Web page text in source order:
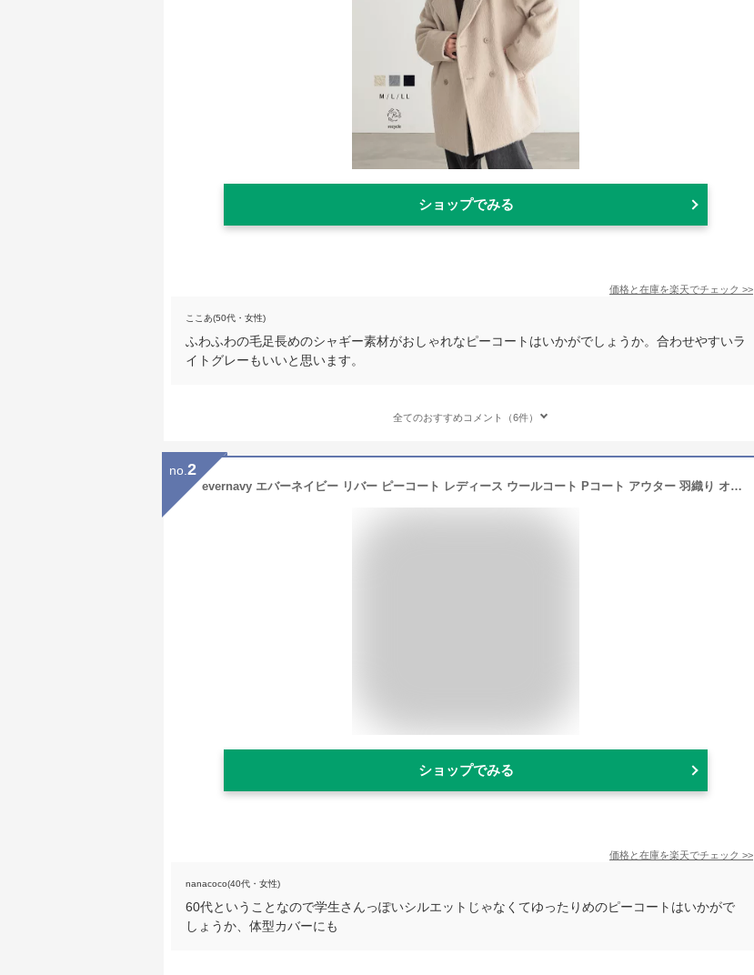
ショップでみる
価格と在庫を楽天でチェック >>
ここあ(50代・女性)
ふわふわの毛足長めのシャギー素材がおしゃれなピーコートはいかがでしょうか。合わせやすいラ
イトグレーもいいと思います。
全てのおすすめコメント（6件）
no. 2
evernavy エバーネイビー リバー ピーコート レディース ウールコート Pコート アウター 羽織り オーバーサイズ 体型カバー ゆったり ウール ダブルフェイス ポケット ミドル丈 オケージョン セレモニー きれいめ オフィス カジュアル あったか 暖か 防寒 S M 秋冬 春 秋 冬
ショップでみる
価格と在庫を楽天でチェック >>
nanacoco(40代・女性)
60代ということなので学生さんっぽいシルエットじゃなくてゆったりめのピーコートはいかがで
しょうか、体型カバーにも